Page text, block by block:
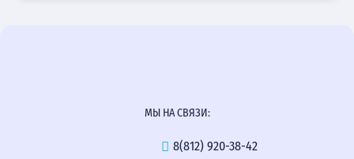
МЫ НА СВЯЗИ:
8(812) 920-38-42